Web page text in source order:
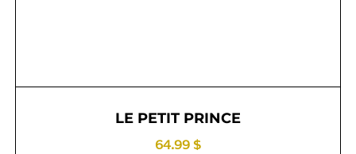
LE PETIT PRINCE
64.99 $